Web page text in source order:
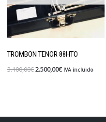
TROM­BON TENOR 88HTO
3.100,00€2.500,00€ IVA incluido